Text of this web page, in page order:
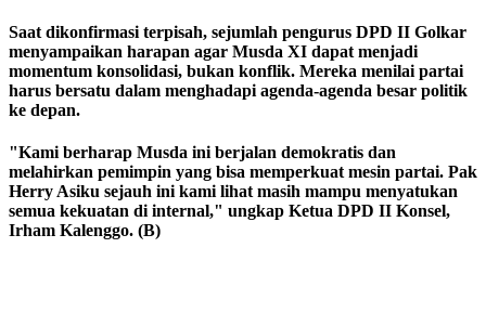
Saat dikonfirmasi terpisah, sejumlah pengurus DPD II Golkar
menyampaikan harapan agar Musda XI dapat menjadi
momentum konsolidasi, bukan konflik. Mereka menilai partai
harus bersatu dalam menghadapi agenda-agenda besar politik
ke depan.
"Kami berharap Musda ini berjalan demokratis dan
melahirkan pemimpin yang bisa memperkuat mesin partai. Pak
Herry Asiku sejauh ini kami lihat masih mampu menyatukan
semua kekuatan di internal," ungkap Ketua DPD II Konsel,
Irham Kalenggo. (B)